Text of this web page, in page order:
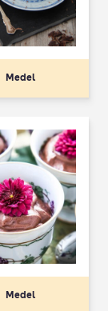
Medel
Medel